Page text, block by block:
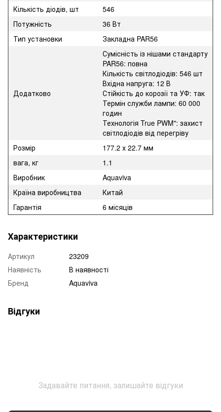
Кількість діодів, шт
546
Потужність
36 Вт
Тип установки
Закладна PAR56
Додатково
Сумісність із нішами стандарту
PAR56: повна
Кількість світлодіодів: 546 шт
Вхідна напруга: 12 В
Стійкість до корозії та УФ: так
Термін служби лампи: 60 000
годин
Технологія True PWM": захист
світлодіодів від перегріву
Розмір
177.2 х 22.7 мм
вага, кг
1.1
Виробник
Aquaviva
Країна виробництва
Китай
Гарантія
6 місяців
Характеристики
Артикул
23209
Наявність
В наявності
Бренд
Aquaviva
Відгуки
Задавайте питання, залишайте відгуки